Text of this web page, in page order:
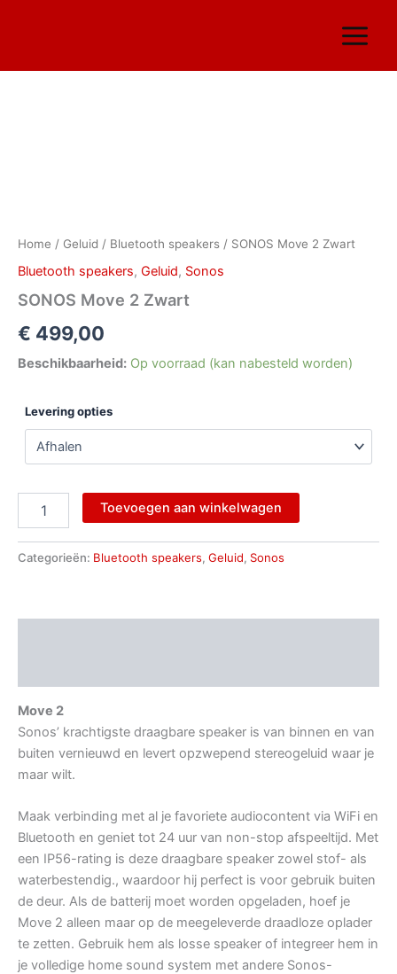
inhoud
Home / Geluid / Bluetooth speakers / SONOS Move 2 Zwart
Bluetooth speakers, Geluid, Sonos
SONOS Move 2 Zwart
€ 499,00
Beschikbaarheid: Op voorraad (kan nabesteld worden)
Levering opties
Toevoegen aan winkelwagen
Categorieën: Bluetooth speakers, Geluid, Sonos
Move 2
Sonos’ krachtigste draagbare speaker is van binnen en van
buiten vernieuwd en levert opzwepend stereogeluid waar je
maar wilt.
Maak verbinding met al je favoriete audiocontent via WiFi en
Bluetooth en geniet tot 24 uur van non-stop afspeeltijd. Met
een IP56-rating is deze draagbare speaker zowel stof- als
waterbestendig., waardoor hij perfect is voor gebruik buiten
de deur. Als de batterij moet worden opgeladen, hoef je
Move 2 alleen maar op de meegeleverde draadloze oplader
te zetten. Gebruik hem als losse speaker of integreer hem in
je volledige home sound system met andere Sonos-